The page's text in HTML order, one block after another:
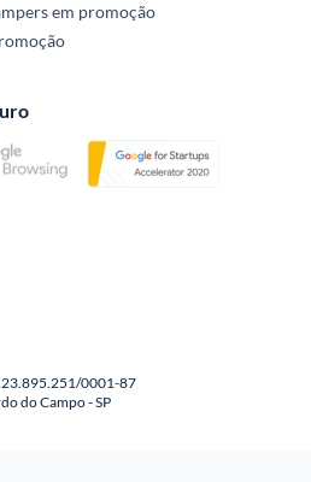
em promoção
23.895.251/0001-87
do Campo - SP